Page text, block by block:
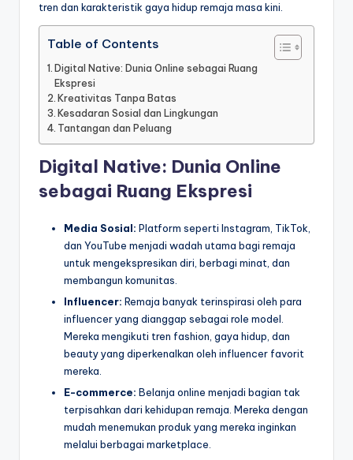
tren dan karakteristik gaya hidup remaja masa kini.
Table of Contents
Digital Native: Dunia Online sebagai Ruang
Ekspresi
Kreativitas Tanpa Batas
Kesadaran Sosial dan Lingkungan
Tantangan dan Peluang
Digital Native: Dunia Online
sebagai Ruang Ekspresi
Media Sosial: Platform seperti Instagram, TikTok,
dan YouTube menjadi wadah utama bagi remaja
untuk mengekspresikan diri, berbagi minat, dan
membangun komunitas.
Influencer: Remaja banyak terinspirasi oleh para
influencer yang dianggap sebagai role model.
Mereka mengikuti tren fashion, gaya hidup, dan
beauty yang diperkenalkan oleh influencer favorit
mereka.
E-commerce: Belanja online menjadi bagian tak
terpisahkan dari kehidupan remaja. Mereka dengan
mudah menemukan produk yang mereka inginkan
melalui berbagai marketplace.